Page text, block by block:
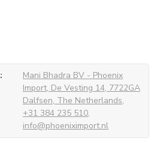
Mani Bhadra BV - Phoenix
Import, De Vesting 14, 7722GA
Dalfsen, The Netherlands,
+31 384 235 510,
info@phoeniximport.nl